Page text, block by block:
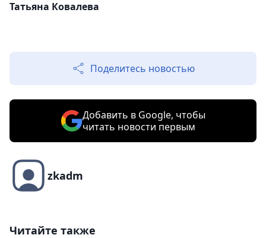
Татьяна Ковалева
Поделитесь новостью
Добавить в Google, чтобы
читать новости первым
zkadm
Читайте также